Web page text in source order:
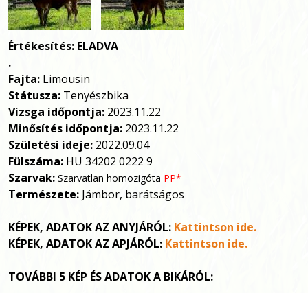
Értékesítés: ELADVA
.
Fajta: Limousin
Státusza: Tenyészbika
Vizsga időpontja: 2023.11.22
Minősítés időpontja: 2023.11.22
Születési ideje: 2022.09.04
Fülszáma: HU 34202 0222 9
Szarvak: Szarvatlan homozigóta PP*
Természete: Jámbor, barátságos
KÉPEK, ADATOK AZ ANYJÁRÓL: Kattintson ide.
KÉPEK, ADATOK AZ APJÁRÓL: Kattintson ide.
TOVÁBBI 5 KÉP ÉS ADATOK A BIKÁRÓL: